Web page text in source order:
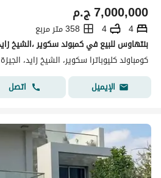
ج.م7,000,000
4
4
358 متر مربع
كومباوند كليوباترا سكوير، الشيخ زايد، الجيزة
الإيميل
اتصل